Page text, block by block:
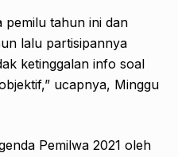
pemilu tahun ini dan
lalu partisipannya
ketinggalan info soal
ucapnya, Minggu
Pemilwa 2021 oleh